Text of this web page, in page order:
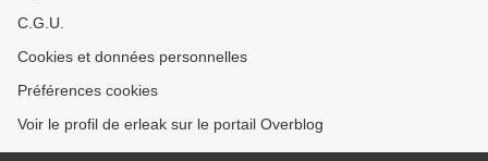
C.G.U.
Cookies et données personnelles
Préférences cookies
Voir le profil de erleak sur le portail Overblog